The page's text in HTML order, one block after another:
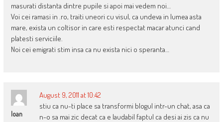
masurati distanta dintre pupile si apoi mai vedem noi…
Voi cei ramasi in .ro, traiti uneori cu visul, ca undeva in lumea asta
mare, exista un coltisor in care esti respectat macar atunci cand
platesti serviciile.
Noi cei emigrati stim insa ca nu exista nici o speranta…
Ioan
August 9, 2011 at 10:42
stiu ca nu-ti place sa transformi blogul intr-un chat, asa ca
n-o sa mai zic decat ca e laudabil faptul ca desi ai zis ca nu